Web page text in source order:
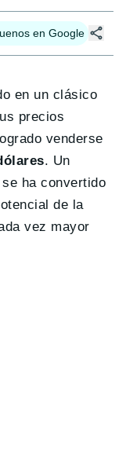
en Google
en un clásico
precios
venderse
. Un
ha convertido
de la
vez mayor